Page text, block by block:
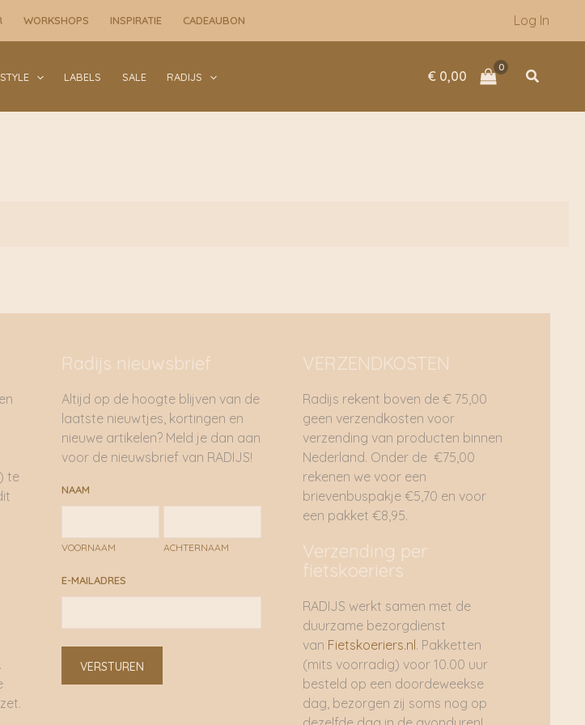
WORKSHOPS INSPIRATIE CADEAUBON Log In
LABELS SALE RADIJS € 0,00 Zoeken
te
Radijs nieuwsbrief
Altijd op de hoogte blijven van de
laatste nieuwtjes, kortingen en
nieuwe artikelen? Meld je dan aan
voor de nieuwsbrief van RADIJS!
NAAM
VOORNAAM ACHTERNAAM
E-MAILADRES
VERSTUREN
VERZENDKOSTEN
Radijs rekent boven de € 75,00
geen verzendkosten voor
verzending van producten binnen
Nederland. Onder de €75,00
rekenen we voor een
brievenbuspakje €5,70 en voor
een pakket €8,95.
Verzending per
fietskoeriers
RADIJS werkt samen met de
duurzame bezorgdienst
van Fietskoeriers.nl . Pakketten
(mits voorradig) voor 10.00 uur
besteld op een doordeweekse
dag, bezorgen zij soms nog op